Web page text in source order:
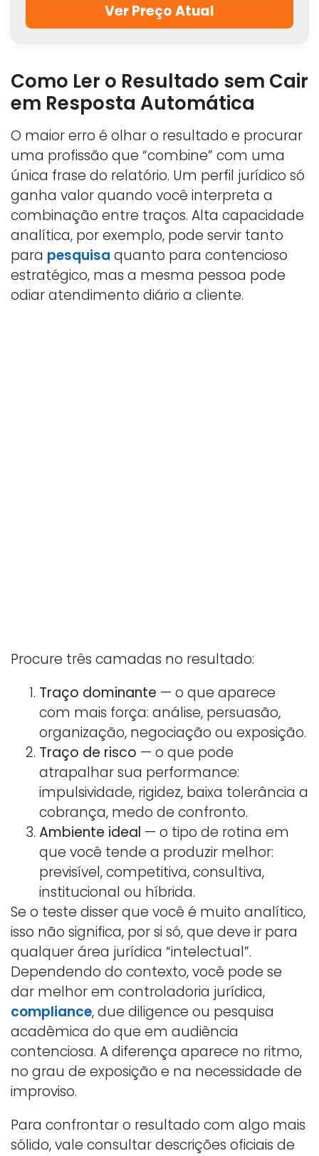
Ver Preço Atual
Como Ler o Resultado sem Cair
em Resposta Automática
O maior erro é olhar o resultado e procurar
uma profissão que “combine” com uma
única frase do relatório. Um perfil jurídico só
ganha valor quando você interpreta a
combinação entre traços. Alta capacidade
analítica, por exemplo, pode servir tanto
para pesquisa quanto para contencioso
estratégico, mas a mesma pessoa pode
odiar atendimento diário a cliente.
Procure três camadas no resultado:
Traço dominante — o que aparece
com mais força: análise, persuasão,
organização, negociação ou exposição.
Traço de risco — o que pode
atrapalhar sua performance:
impulsividade, rigidez, baixa tolerância a
cobrança, medo de confronto.
Ambiente ideal — o tipo de rotina em
que você tende a produzir melhor:
previsível, competitiva, consultiva,
institucional ou híbrida.
Se o teste disser que você é muito analítico,
isso não significa, por si só, que deve ir para
qualquer área jurídica “intelectual”.
Dependendo do contexto, você pode se
dar melhor em controladoria jurídica,
compliance, due diligence ou pesquisa
acadêmica do que em audiência
contenciosa. A diferença aparece no ritmo,
no grau de exposição e na necessidade de
improviso.
Para confrontar o resultado com algo mais
sólido, vale consultar descrições oficiais de